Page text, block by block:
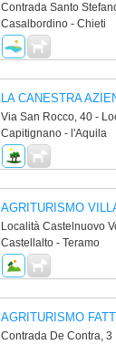
Contrada Santo
Casalbordino - Chieti
LA CANESTRA
Via San Rocco, 40 -
Capitignano - l'Aquila
AGRITURISMO
Località Castelnuovo
Castellalto - Teramo
AGRITURISMO
Contrada De Contra, 3